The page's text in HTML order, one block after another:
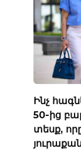
Ինչ
50-ից
տեսք,